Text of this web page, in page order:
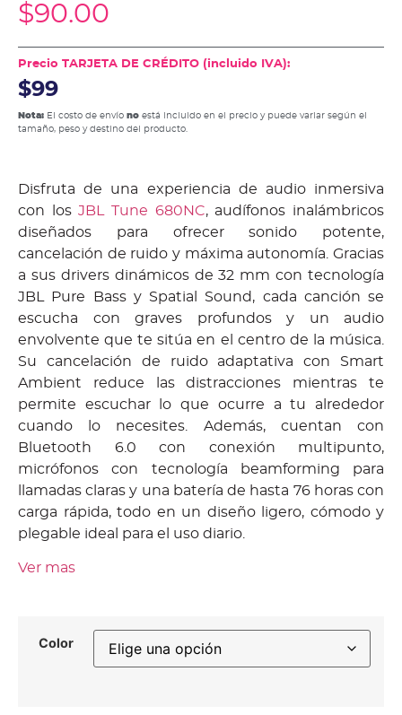
$90.00
Precio TARJETA DE CRÉDITO (incluido IVA):
$99
Nota: El costo de envío no está incluido en el precio y puede variar según el
tamaño, peso y destino del producto.
Disfruta de una experiencia de audio inmersiva
con losJBL Tune 680NC, audífonos inalámbricos
diseñados para ofrecer sonido potente,
cancelación de ruido y máxima autonomía. Gracias
a sus drivers dinámicos de 32 mm con tecnología
JBL Pure Bass y Spatial Sound, cada canción se
escucha con graves profundos y un audio
envolvente que te sitúa en el centro de la música.
Su cancelación de ruido adaptativa con Smart
Ambient reduce las distracciones mientras te
permite escuchar lo que ocurre a tu alrededor
cuando lo necesites. Además, cuentan con
Bluetooth 6.0 con conexión multipunto,
micrófonos con tecnología beamforming para
llamadas claras y una batería de hasta 76 horas con
carga rápida, todo en un diseño ligero, cómodo y
plegable ideal para el uso diario.
Ver mas
Color